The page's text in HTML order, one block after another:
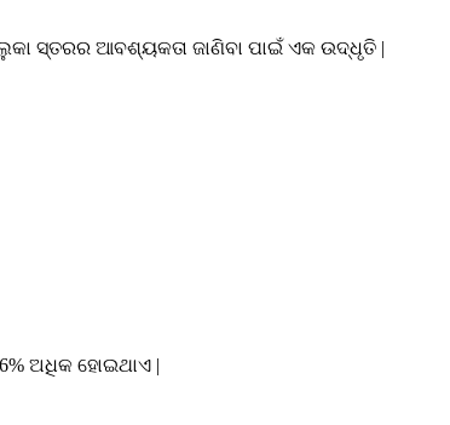
ସ୍ତରର ଆବଶ୍ୟକତା ଜାଣିବା ପାଇଁ ଏକ ଉଦ୍ଧୃତି |
ଅଧିକ ହୋଇଥାଏ |